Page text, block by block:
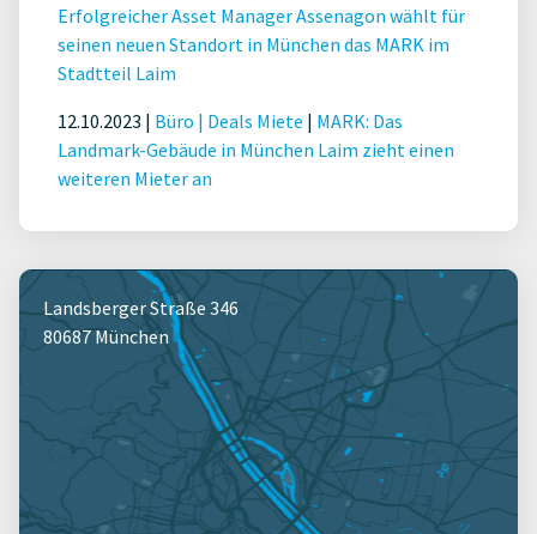
Erfolgreicher Asset Manager Assenagon wählt für
seinen neuen Standort in München das MARK im
Stadtteil Laim
12.10.2023 | Büro | Deals Miete | MARK: Das
Landmark-Gebäude in München Laim zieht einen
weiteren Mieter an
Landsberger Straße 346
80687 München